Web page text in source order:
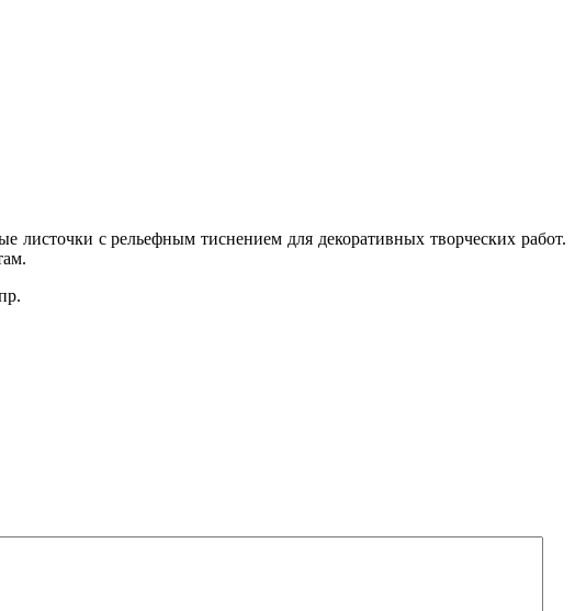
листочки с рельефным тиснением для декоративных творческих работ.